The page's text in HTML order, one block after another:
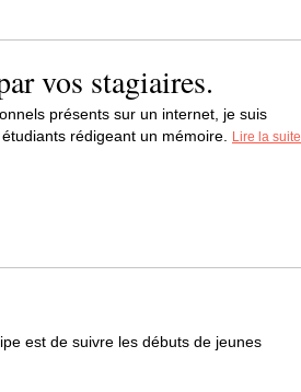
vos stagiaires.
présents sur un internet, je suis
rédigeant un mémoire.
Lire la suite
est de suivre les débuts de jeunes